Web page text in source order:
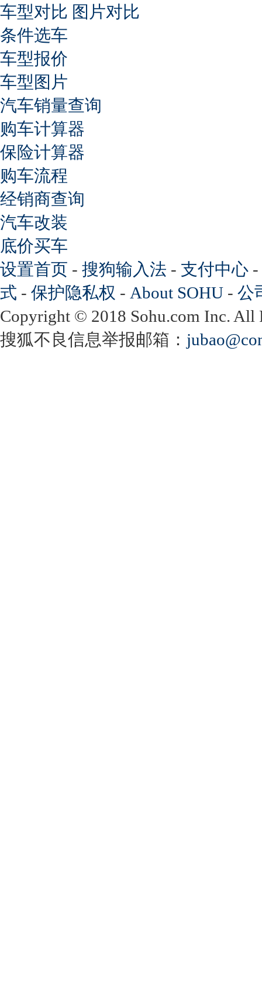
车型对比 图片对比
条件选车
车型报价
车型图片
汽车销量查询
购车计算器
保险计算器
购车流程
经销商查询
汽车改装
底价买车
设置首页 - 搜狗输入法 - 支付中心 -
式 - 保护隐私权 - About SOHU - 公
Copyright © 2018 Sohu.com Inc.
搜狐不良信息举报邮箱：